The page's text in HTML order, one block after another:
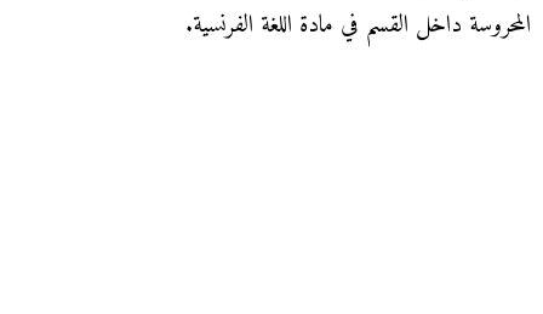
المحروسة داخل القسم في مادة اللغة الفرنسية.